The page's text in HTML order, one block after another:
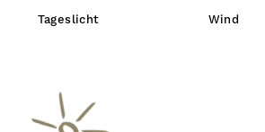
Tageslicht Wind